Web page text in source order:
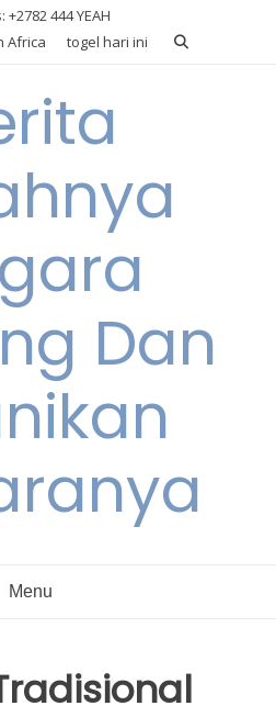
+2782 444 YEAH
Africa
togel hari ini
Dan
Menu